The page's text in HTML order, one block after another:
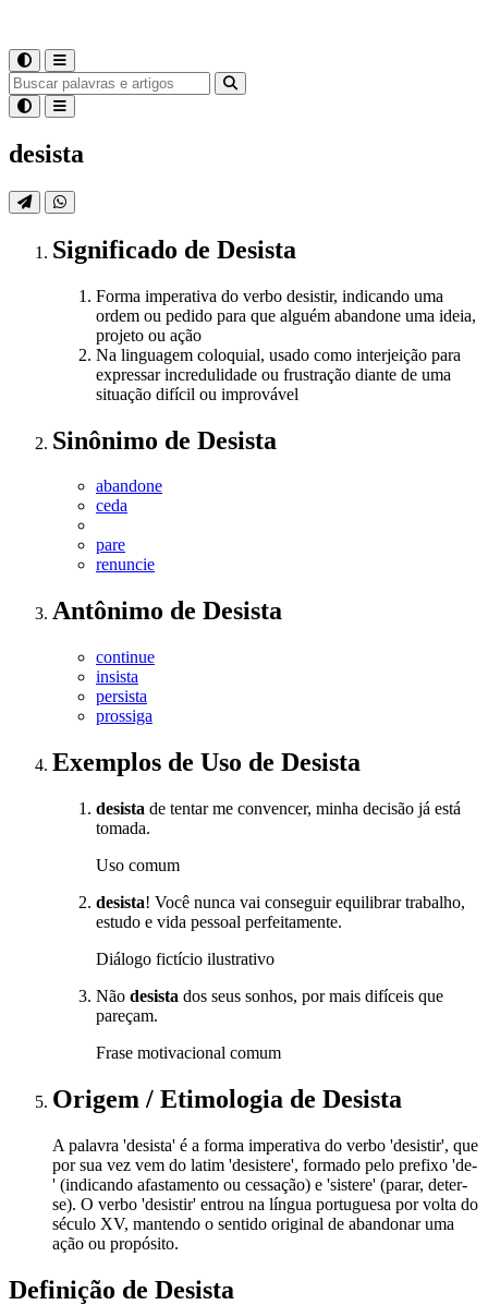
desista
Significado de Desista
Forma imperativa do verbo desistir, indicando uma
ordem ou pedido para que alguém abandone uma ideia,
projeto ou ação
Na linguagem coloquial, usado como interjeição para
expressar incredulidade ou frustração diante de uma
situação difícil ou improvável
Sinônimo de Desista
abandone
ceda
pare
renuncie
Antônimo de Desista
continue
insista
persista
prossiga
Exemplos de Uso de Desista
desista de tentar me convencer, minha decisão já está
tomada.
Uso comum
desista! Você nunca vai conseguir equilibrar trabalho,
estudo e vida pessoal perfeitamente.
Diálogo fictício ilustrativo
Não desista dos seus sonhos, por mais difíceis que
pareçam.
Frase motivacional comum
Origem / Etimologia de Desista
A palavra 'desista' é a forma imperativa do verbo 'desistir', que
por sua vez vem do latim 'desistere', formado pelo prefixo 'de-
' (indicando afastamento ou cessação) e 'sistere' (parar, deter-
se). O verbo 'desistir' entrou na língua portuguesa por volta do
século XV, mantendo o sentido original de abandonar uma
ação ou propósito.
Definição de Desista